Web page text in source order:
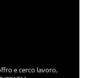
e cerco lavoro,